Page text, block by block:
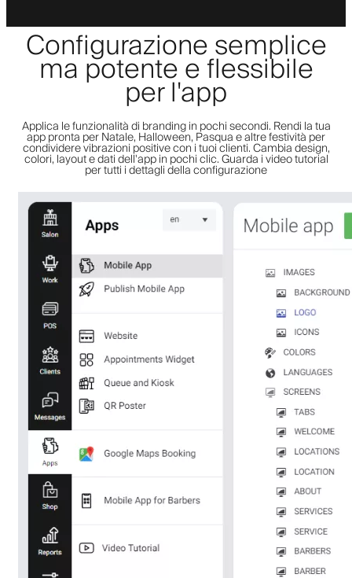
Configurazione semplice
ma potente e flessibile
per l'app
Applica le funzionalità di branding in pochi secondi. Rendi la tua
app pronta per Natale, Halloween, Pasqua e altre festività per
condividere vibrazioni positive con i tuoi clienti. Cambia design,
colori, layout e dati dell'app in pochi clic. Guarda i video tutorial
per tutti i dettagli della configurazione